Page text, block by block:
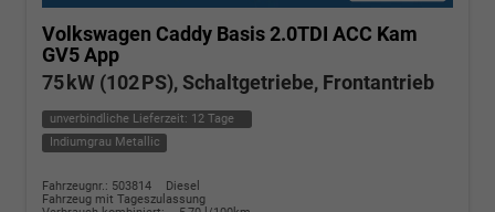
Volkswagen Caddy Basis 2.0TDI ACC Kam
GV5 App
75 kW (102 PS), Schaltgetriebe, Frontantrieb
unverbindliche Lieferzeit: 12 Tage
Indiumgrau Metallic
Fahrzeugnr.: 503814
Diesel
Fahrzeug mit Tageszulassung